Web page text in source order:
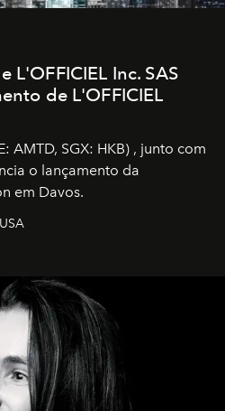
L'OFFICIEL Inc. SAS
de L'OFFICIEL
AMTD, SGX: HKB) , junto com
o lançamento da
em Davos.